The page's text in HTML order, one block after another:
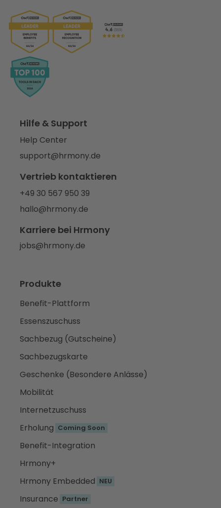
Hilfe & Support
Help Center
support@hrmony.de
Vertrieb kontaktieren
+49 30 567 950 39
hallo@hrmony.de
Karriere bei Hrmony
jobs@hrmony.de
Produkte
Benefit-Plattform
Essenszuschuss
Sachbezug (Gutscheine)
Sachbezugskarte
Geschenke (Besondere Anlässe)
Mobilität
Internetzuschuss
Erholung Coming Soon
Benefit-Integration
Hrmony+
Hrmony Embedded NEU
Insurance Partner